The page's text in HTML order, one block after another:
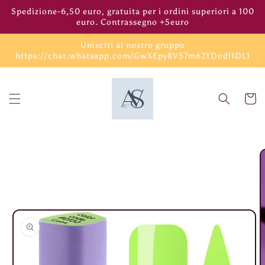
direttamente
Spedizione-6,50 euro, gratuita per i ordini superiori a 100
euro. Contrassegno +5euro
Unisciti al nostro gruppo
https://chat.whatsapp.com/GwXEpy8V57m62YDodl1DL1